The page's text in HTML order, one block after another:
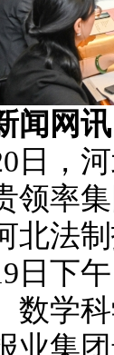
闻网讯
日，
领率
北法
日下
数学
业集